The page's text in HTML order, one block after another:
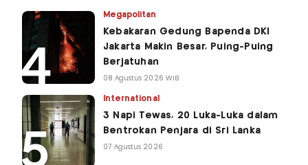
Megapolitan
Kebakaran Gedung Bapenda DKI
Jakarta Makin Besar, Puing-Puing
Berjatuhan
08 Agustus 2026 WIB
International
3 Napi Tewas, 20 Luka-Luka dalam
Bentrokan Penjara di Sri Lanka
07 Agustus 2026